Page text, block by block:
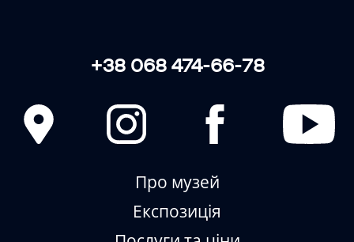
+38 068 474-66-78
Про музей
Експозиція